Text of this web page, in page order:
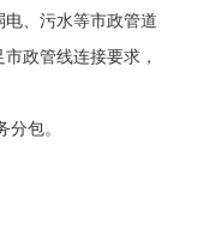
、污水等市政管道
政管线连接要求，
包。